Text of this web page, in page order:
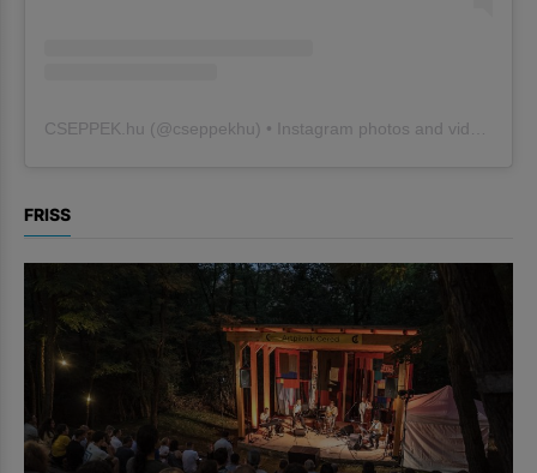
CSEPPEK.hu (@cseppekhu ) • Instagram photos and videos
FRISS